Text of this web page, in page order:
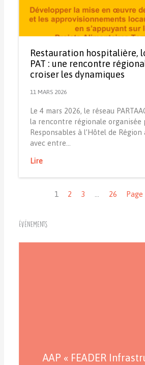
Restauration hospitalière,
PAT : une rencontre
croiser les dynamiques
11 MARS 2026
Le 4 mars 2026, le réseau
la rencontre régionale organisée
Responsables à l’Hôtel de Région
avec entre…
Lire
1
2 3 26
Événements
AAP « FEADER